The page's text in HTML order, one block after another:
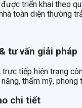
triển khai theo
toàn diện thường
tư vấn giải pháp
tiếp hiện trạng
thẩm mỹ, phong
chi tiết